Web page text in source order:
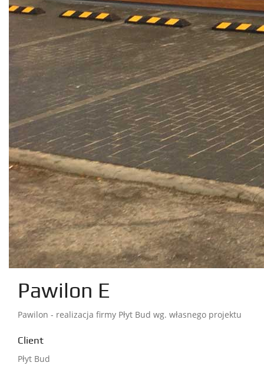
Pawilon E
Pawilon - realizacja firmy Płyt Bud wg. własnego projektu
Client
Płyt Bud